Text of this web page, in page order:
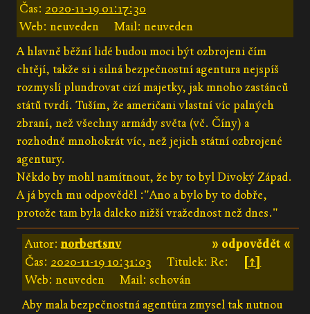
Čas: 2020-11-19 01:17:30
Web: neuveden
Mail: neuveden
A hlavně běžní lidé budou moci být ozbrojeni čím
chtějí, takže si i silná bezpečnostní agentura nejspíš
rozmyslí plundrovat cizí majetky, jak mnoho zastánců
států tvrdí. Tuším, že američani vlastní víc palných
zbraní, než všechny armády světa (vč. Číny) a
rozhodně mnohokrát víc, než jejich státní ozbrojené
agentury.
Někdo by mohl namítnout, že by to byl Divoký Západ.
A já bych mu odpověděl :"Ano a bylo by to dobře,
protože tam byla daleko nižší vražednost než dnes."
» odpovědět «
Autor:norbertsnv
Čas: 2020-11-19 10:31:03 Titulek: Re:
[↑]
Web: neuveden
Mail: schován
Aby mala bezpečnostná agentúra zmysel tak nutnou